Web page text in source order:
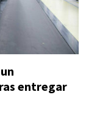
entregar